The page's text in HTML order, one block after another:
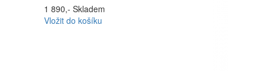
1 890,- Skladem
Vložit do košíku